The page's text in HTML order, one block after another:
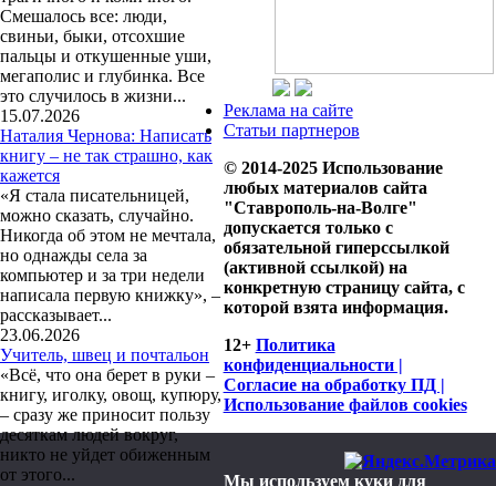
Смешалось все: люди,
свиньи, быки, отсохшие
пальцы и откушенные уши,
мегаполис и глубинка. Все
это случилось в жизни...
15.07.2026
Наталия Чернова: Написать
книгу – не так страшно, как
кажется
«Я стала писательницей,
можно сказать, случайно.
Никогда об этом не мечтала,
но однажды села за
компьютер и за три недели
написала первую книжку», –
рассказывает...
23.06.2026
Учитель, швец и почтальон
«Всё, что она берет в руки –
книгу, иголку, овощ, купюру,
– сразу же приносит пользу
десяткам людей вокруг,
никто не уйдет обиженным
от этого...
Реклама на сайте
Статьи партнеров
© 2014-2025 Использование
любых материалов сайта
"Ставрополь-на-Волге"
допускается только с
обязательной гиперссылкой
(активной ссылкой) на
конкретную страницу сайта, с
которой взята информация.
12+ Политика
конфиденциальности |
Согласие на обработку ПД |
Использование файлов cookies
Мы используем куки для